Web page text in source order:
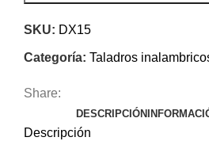
SKU: DX15
Categoría: Taladros
Share:
DESCRIPCIÓN
Descripción